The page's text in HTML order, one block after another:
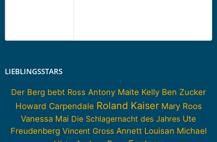
LIEBLINGSSTARS
Der Berg bebt Ross Antony Maite Kelly Ben Zucker
Howard Carpendale Roland Kaiser Mary Roos
Vanessa Mai Die Schlagernacht des Jahres Ute
Freudenberg Vincent Gross Annett Louisan Michael